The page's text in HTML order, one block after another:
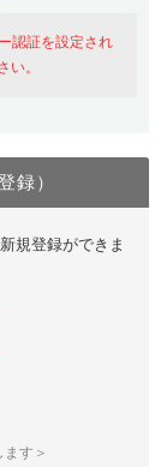
を使う方
画面へ遷移します
認証を設定され
い。
録）
規登録ができま
す＞